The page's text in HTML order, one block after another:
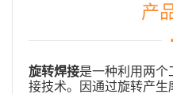
产
旋转焊接是一种利用两
接技术。因通过旋转产